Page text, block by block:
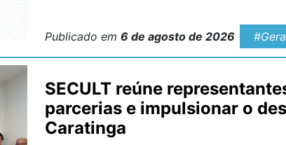
Publicado em6 de agosto de 2026
SECULT reúne
parcerias e impulsionar o
Caratinga